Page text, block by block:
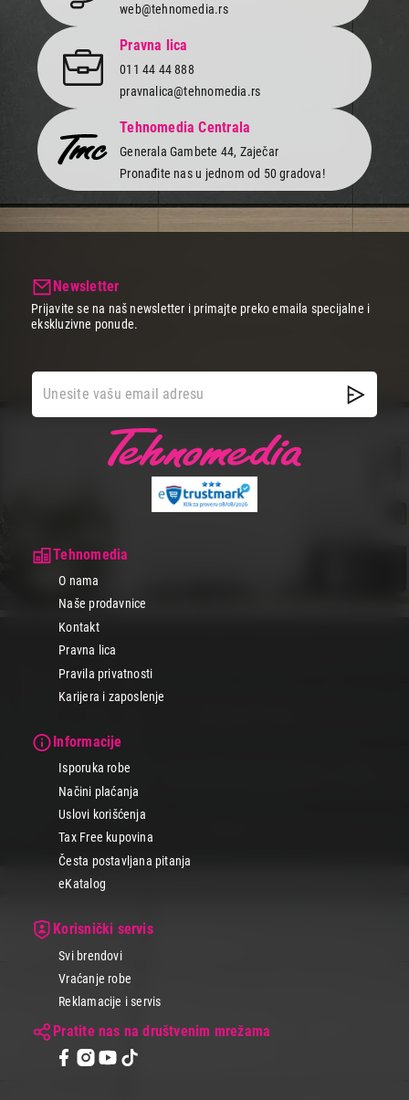
Ukupno u korpi:
Nastavi kupovinu
Završi kupovinu
web@tehnomedia.rs
Pravna lica
011 44 44 888
pravnalica@tehnomedia.rs
Tehnomedia Centrala
Generala Gambete 44, Zaječar
Pronađite nas u jednom od 50 gradova!
Tehnomedia
O nama
Naše prodavnice
Kontakt
Pravna lica
Pravila privatnosti
Karijera i zaposlenje
Informacije
Isporuka robe
Načini plaćanja
Uslovi korišćenja
Tax Free kupovina
Česta postavljana pitanja
eKatalog
Korisnički servis
Svi brendovi
Vraćanje robe
Reklamacije i servis
Pratite nas na društvenim mrežama
Newsletter
Prijavite se na naš newsletter i primajte preko emaila specijalne i
ekskluzivne ponude.